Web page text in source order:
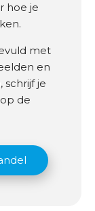
hoe je
met
en
schrijf je
de